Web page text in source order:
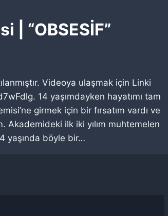
| “OBSESİF”
Videoya ulaşmak için Linki
14 yaşımdayken hayatımı tam
girmek için bir fırsatım vardı ve
Akademideki ilk iki yılım muhtemelen
yaşında böyle bir…